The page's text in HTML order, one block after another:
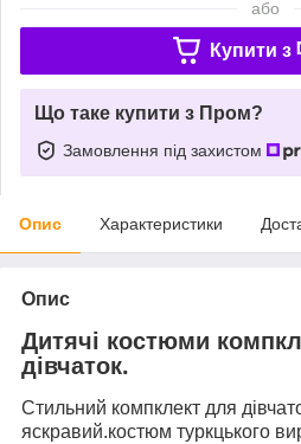
або
Купити з
Що таке купити з Пром?
Замовлення під захистом
Опис Характеристики
Опис
Дитячі костюми
дівчаток.
Стильний компклект для
яскравий.костюм туркцького